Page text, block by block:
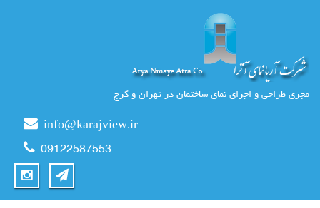
مجری طراحی و اجرای نمای ساختمان در تهران و کرج
info@karajview.ir
09122587553